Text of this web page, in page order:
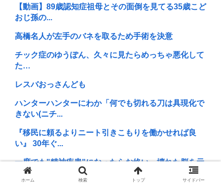
【動画】89歳認知症祖母とその面倒を見てる35歳こど
おじ孫の...
高橋名人が左手のバネを取るため手術を決意
チック症のゆうぽん、久々に見たらめっちゃ悪化して
た…
レスバおっさんども
ハンターハンターにわか「何でも切れる刀は具現化で
きない(ニチ...
『移民に頼るよりニート引きこもりを働かせれば良
い』 30年ぐ...
一度でも"精神疾患"になったらお終い。壊れた脳を元
通りにする...
ホーム 検索 トップ サイドバー